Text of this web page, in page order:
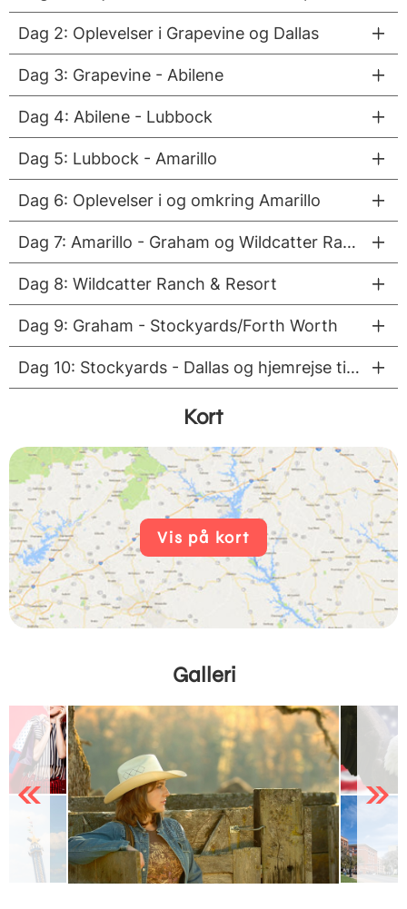
Dag 2: Oplevelser i Grapevine og Dallas
Dag 3: Grapevine - Abilene
Dag 4: Abilene - Lubbock
Dag 5: Lubbock - Amarillo
Dag 6: Oplevelser i og omkring Amarillo
Dag 7: Amarillo - Graham og Wildcatter Ranch
Dag 8: Wildcatter Ranch & Resort
Dag 9: Graham - Stockyards/Forth Worth
Dag 10: Stockyards - Dallas og hjemrejse til Danmark
Kort
Vis på kort
Galleri
Previous Next